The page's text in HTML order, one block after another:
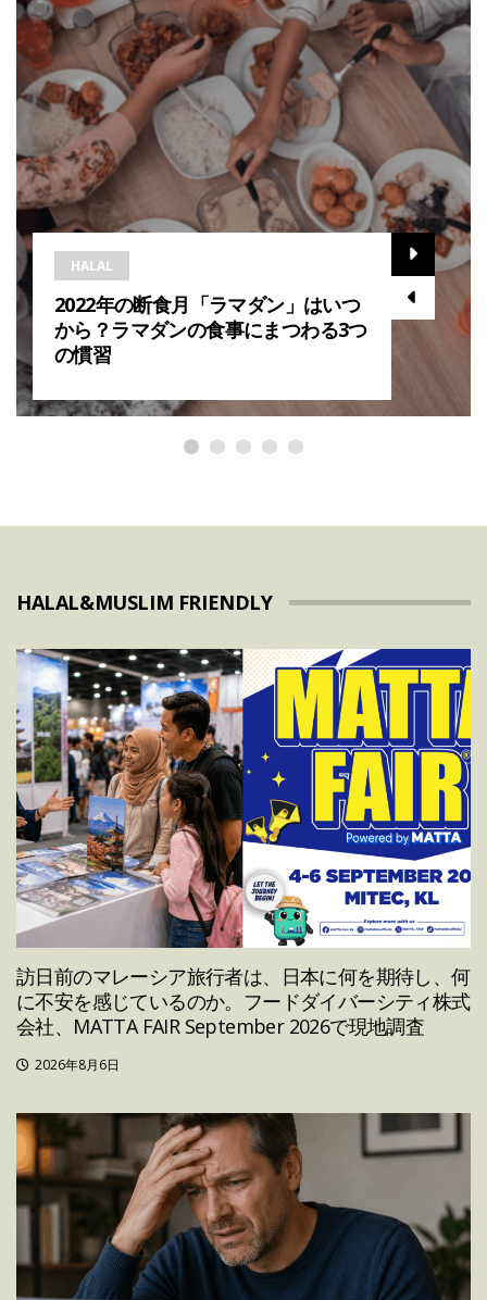
HALAL
2022年の断食月「ラマダン」はいつ
から？ラマダンの食事にまつわる3つ
の慣習
HALAL&MUSLIM FRIENDLY
訪日前のマレーシア旅行者は、日本に何を期待し、何
に不安を感じているのか。フードダイバーシティ株式
会社、MATTA FAIR September 2026で現地調査
2026年8月6日